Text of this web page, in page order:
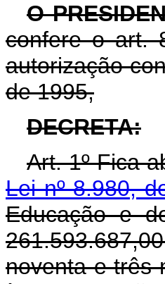
O
confere o art.
autorização
de 1995,
DECRETA:
Art. 1º Fica
Lei nº 8.980,
Educação e
noventa e três